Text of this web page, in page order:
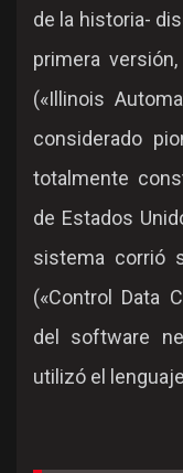
de la historia-
primera
(«Illinois
considerado
totalmente
de Estados
sistema corrió
(«Control Data
del software
utilizó el